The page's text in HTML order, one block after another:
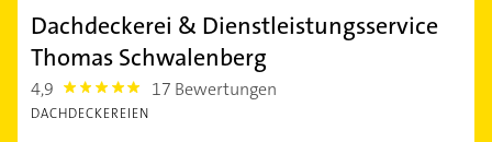
Dachdeckerei & Dienstleistungsservice
Thomas Schwalenberg
4,9 4.9 17 Bewertungen
DACHDECKEREIEN